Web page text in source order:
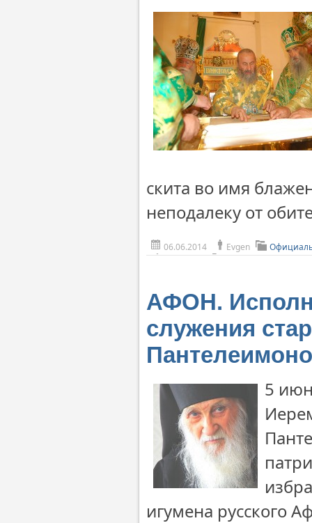
скита во имя
неподалеку от
06.06.2014 Evgen
АФОН.
служения
5
игумена русского